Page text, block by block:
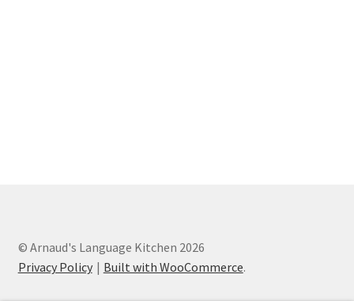
© Arnaud's Language Kitchen 2026
Privacy Policy
Built with WooCommerce.